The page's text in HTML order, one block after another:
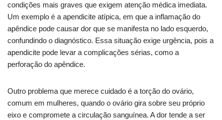
condições mais graves que exigem atenção médica imediata.
Um exemplo é a apendicite atípica, em que a inflamação do
apêndice pode causar dor que se manifesta no lado esquerdo,
confundindo o diagnóstico. Essa situação exige urgência, pois a
apendicite pode levar a complicações sérias, como a
perforação do apêndice.
Outro problema que merece cuidado é a torção do ovário,
comum em mulheres, quando o ovário gira sobre seu próprio
eixo e compromete a circulação sanguínea. A dor tende a ser